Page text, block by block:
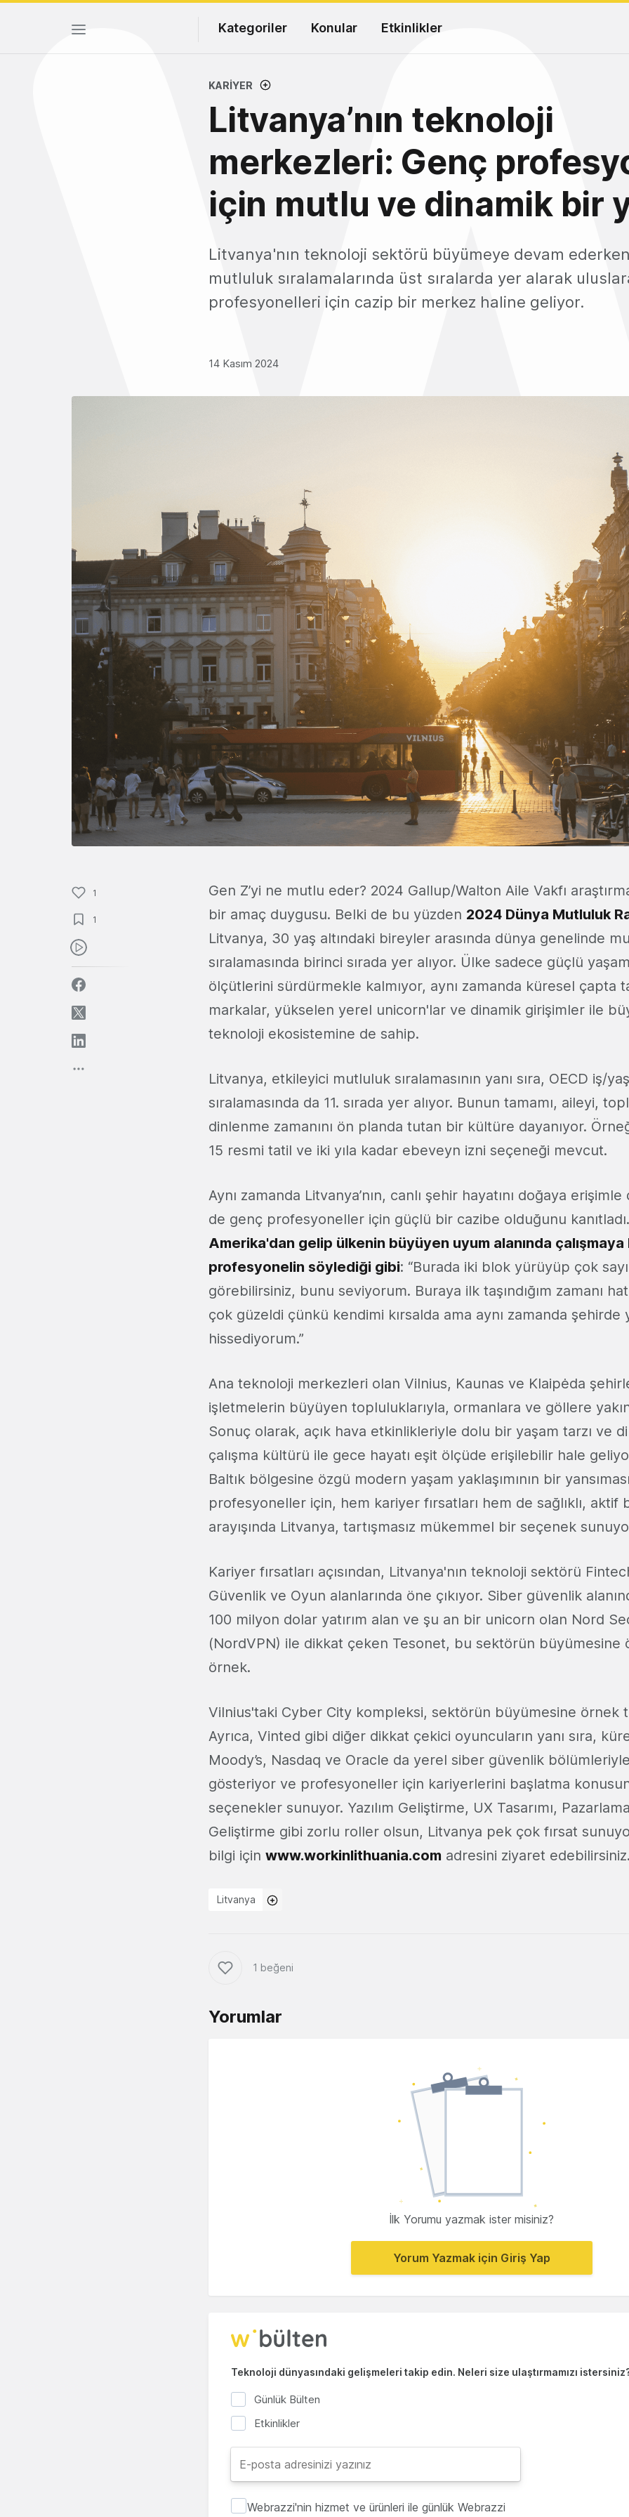
Kategoriler Konular Etkinlikler
KARIYER
Litvanya’nın teknoloji
merkezleri: Genç
için mutlu ve dinamik bir
Litvanya'nın teknoloji sektörü büyümeye devam
mutluluk sıralamalarında üst sıralarda yer alarak
profesyonelleri için cazip bir merkez haline geliyor.
14 Kasım 2024
1
1
Gen Z’yi ne mutlu eder? 2024 Gallup/Walton Aile Vakfı
bir amaç duygusu. Belki de bu yüzden 2024 Dünya Mutluluk
Litvanya, 30 yaş altındaki bireyler arasında dünya genelinde
sıralamasında birinci sırada yer alıyor. Ülke sadece güçlü
ölçütlerini sürdürmekle kalmıyor, aynı zamanda küresel çapta
markalar, yükselen yerel unicorn'lar ve dinamik girişimler ile
teknoloji ekosistemine de sahip.
Litvanya, etkileyici mutluluk sıralamasının yanı sıra, OECD iş/
sıralamasında da 11. sırada yer alıyor. Bunun tamamı, aileyi,
dinlenme zamanını ön planda tutan bir kültüre dayanıyor.
15 resmi tatil ve iki yıla kadar ebeveyn izni seçeneği mevcut.
Aynı zamanda Litvanya’nın, canlı şehir hayatını doğaya
de genç profesyoneller için güçlü bir cazibe olduğunu
Amerika'dan gelip ülkenin büyüyen uyum alanında
profesyonelin söylediği gibi: “Burada iki blok yürüyüp çok
görebilirsiniz, bunu seviyorum. Buraya ilk taşındığım zamanı
çok güzeldi çünkü kendimi kırsalda ama aynı zamanda şehirde
hissediyorum.”
Ana teknoloji merkezleri olan Vilnius, Kaunas ve Klaipėda
işletmelerin büyüyen topluluklarıyla, ormanlara ve göllere
Sonuç olarak, açık hava etkinlikleriyle dolu bir yaşam tarzı ve
çalışma kültürü ile gece hayatı eşit ölçüde erişilebilir hale
Baltık bölgesine özgü modern yaşam yaklaşımının bir
profesyoneller için, hem kariyer fırsatları hem de sağlıklı, aktif
arayışında Litvanya, tartışmasız mükemmel bir seçenek
Kariyer fırsatları açısından, Litvanya'nın teknoloji sektörü
Güvenlik ve Oyun alanlarında öne çıkıyor. Siber güvenlik
100 milyon dolar yatırım alan ve şu an bir unicorn olan Nord
(NordVPN) ile dikkat çeken Tesonet, bu sektörün büyümesine
örnek.
Vilnius'taki Cyber City kompleksi, sektörün büyümesine örnek
Ayrıca, Vinted gibi diğer dikkat çekici oyuncuların yanı sıra,
Moody’s, Nasdaq ve Oracle da yerel siber güvenlik
gösteriyor ve profesyoneller için kariyerlerini başlatma
seçenekler sunuyor. Yazılım Geliştirme, UX Tasarımı,
Geliştirme gibi zorlu roller olsun, Litvanya pek çok fırsat
bilgi için www.workinlithuania.com adresini ziyaret
Litvanya
1 beğeni
Yorumlar
İlk Yorumu yazmak ister misiniz?
Yorum Yazmak için Giriş Yap
Teknoloji dünyasındaki gelişmeleri takip edin. Neleri size ulaştırmamızı
Günlük Bülten
Etkinlikler
Webrazzi'nin hizmet ve ürünleri ile günlük Webrazzi